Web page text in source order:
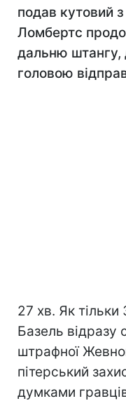
подав кутовий
Ломбертс
дальню штангу,
головою
27 хв. Як
Базель відразу
штрафної
пітерський
думками